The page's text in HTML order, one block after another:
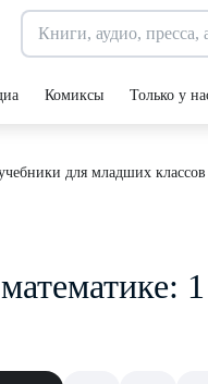
Комиксы Только у
для младших классов